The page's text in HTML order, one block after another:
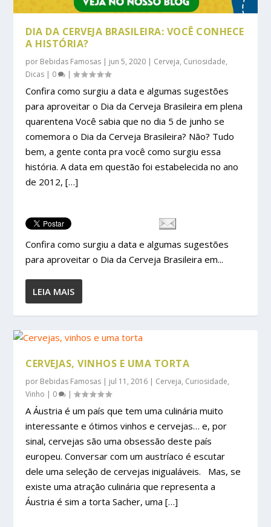
DIA DA CERVEJA BRASILEIRA: VOCÊ CONHECE
A HISTÓRIA?
por Bebidas Famosas | jun 5, 2020 | Cerveja, Curiosidade,
Dicas | 0 |
Confira como surgiu a data e algumas sugestões
para aproveitar o Dia da Cerveja Brasileira em plena
quarentena Você sabia que no dia 5 de junho se
comemora o Dia da Cerveja Brasileira? Não? Tudo
bem, a gente conta pra você como surgiu essa
história. A data em questão foi estabelecida no ano
de 2012, […]
Confira como surgiu a data e algumas sugestões
para aproveitar o Dia da Cerveja Brasileira em...
LEIA MAIS
CERVEJAS, VINHOS E UMA TORTA
por Bebidas Famosas | jul 11, 2016 | Cerveja, Curiosidade,
Vinho | 0 |
A Áustria é um país que tem uma culinária muito
interessante e ótimos vinhos e cervejas… e, por
sinal, cervejas são uma obsessão deste país
europeu. Conversar com um austríaco é escutar
dele uma seleção de cervejas inigualáveis. Mas, se
existe uma atração culinária que representa a
Áustria é sim a torta Sacher, uma […]